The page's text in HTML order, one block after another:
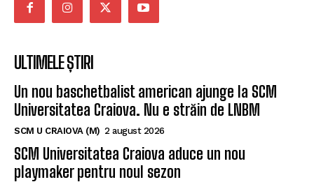
ULTIMELE ȘTIRI
Un nou baschetbalist american ajunge la SCM
Universitatea Craiova. Nu e străin de LNBM
SCM U CRAIOVA (M) 2 august 2026
SCM Universitatea Craiova aduce un nou
playmaker pentru noul sezon